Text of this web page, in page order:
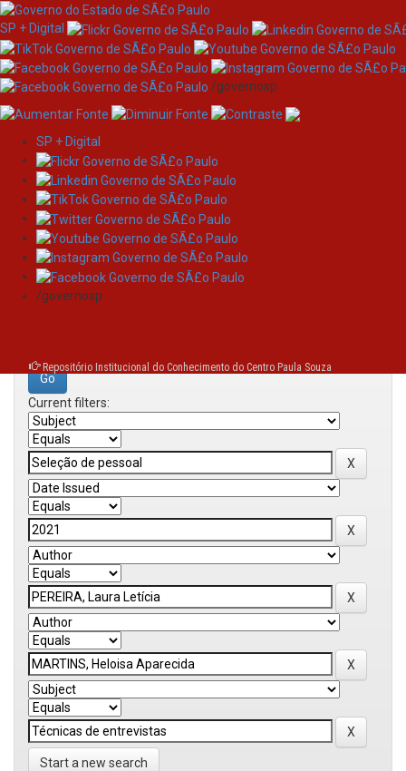
Skip
navigation
SP + Digital
/governosp
SP + Digital
/governosp
Repositório Institucional do Conhecimento do Centro Paula Souza
Search
Search:
Current filters:
Start a new search